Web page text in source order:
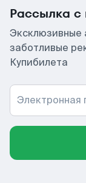
Рассылка
Эксклюзивные
заботливые
Купибилета
Электронная